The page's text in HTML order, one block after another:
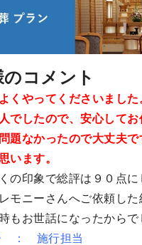
のコメント
くやってくださいました
でしたので、安心してお
題なかったので大丈夫
います。
の印象で総評は９０点に
モニーさんへご依頼した
もお世話になったからで
： 施行担当